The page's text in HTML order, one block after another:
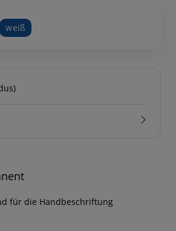
weiß
für die Handbeschriftung